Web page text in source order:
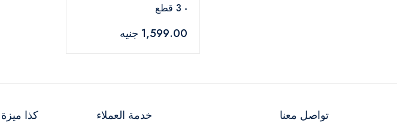
- 3 قطع
1,599.00 جنيه
تواصل معنا خدمة العملاء كذا ميزة